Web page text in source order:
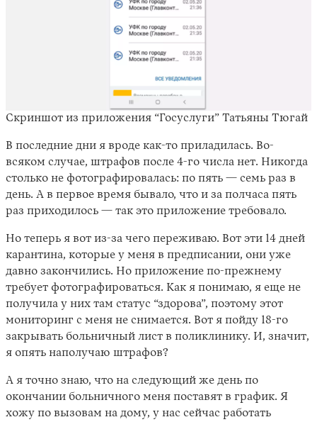
Скриншот из приложения “Госуслуги” Татьяны Тюгай
В последние дни я вроде как-то приладилась. Во-
всяком случае, штрафов после 4-го числа нет. Никогда
столько не фотографировалась: по пять — семь раз в
день. А в первое время бывало, что и за полчаса пять
раз приходилось — так это приложение требовало.
Но теперь я вот из-за чего переживаю. Вот эти 14 дней
карантина, которые у меня в предписании, они уже
давно закончились. Но приложение по-прежнему
требует фотографироваться. Как я понимаю, я еще не
получила у них там статус “здорова”, поэтому этот
мониторинг с меня не снимается. Вот я пойду 18-го
закрывать больничный лист в поликлинику. И, значит,
я опять наполучаю штрафов?
А я точно знаю, что на следующий же день по
окончании больничного меня поставят в график. Я
хожу по вызовам на дому, у нас сейчас работать